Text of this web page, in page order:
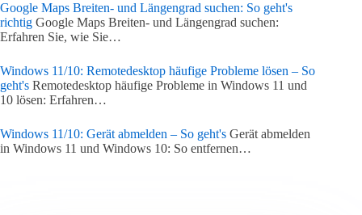
Google Maps Breiten- und Längengrad suchen: So geht's
richtig Google Maps Breiten- und Längengrad suchen:
Erfahren Sie, wie Sie…
Windows 11/10: Remotedesktop häufige Probleme lösen – So
geht's Remotedesktop häufige Probleme in Windows 11 und
10 lösen: Erfahren…
Windows 11/10: Gerät abmelden – So geht's Gerät abmelden
in Windows 11 und Windows 10: So entfernen…